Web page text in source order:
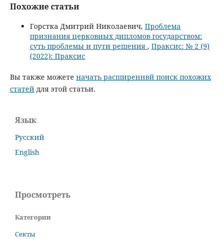
Похожие статьи
Горстка Дмитрий Николаевич, Проблема
признания церковных дипломов государством:
суть проблемы и пути решения , Праксис: № 2 (9)
(2022): Праксис
Вы также можете начать расширеннвй поиск похожих
статейдля этой статьи.
Язык
Русский
English
Просмотреть
Категории
Секты